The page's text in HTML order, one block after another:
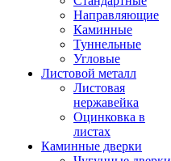
Направляющие
Каминные
Туннельные
Угловые
Листовой металл
Листовая
нержавейка
Оцинковка в
листах
Каминные дверки